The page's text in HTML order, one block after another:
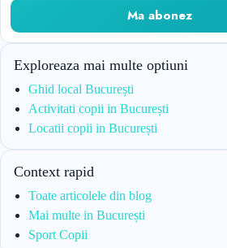
Ma abonez
Exploreaza mai multe optiuni
Ghid local București
Activitati copii in București
Locatii copii in București
Context rapid
Toate articolele din blog
Mai multe in București
Sport Copii